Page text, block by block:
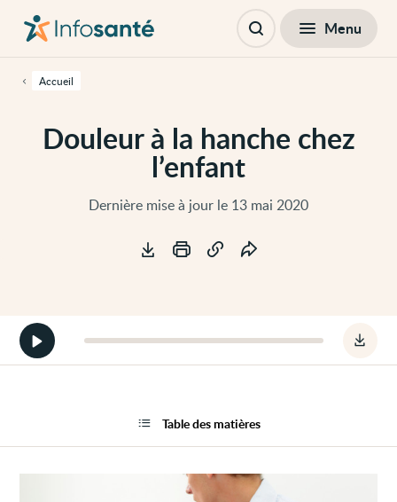
contenu
cette
navigationDouleur à la hanche chez
l’enfant
Dernière mise à jour le 13 mai 2020
Accueil
principale
Ouvrir Menu
le
Démarrer
la
version
Table des matières
Table des matières Fermer